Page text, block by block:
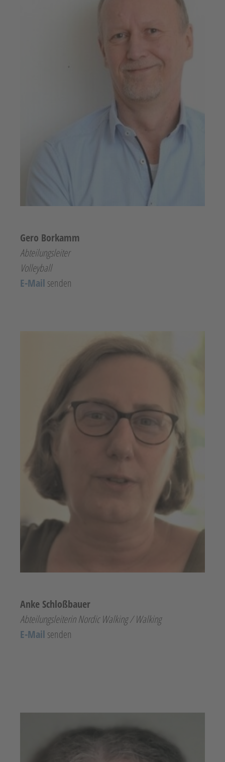
Gero Borkamm
Abteilungsleiter
Volleyball
E-Mail senden
Anke Schloßbauer
Abteilungsleiterin Nordic Walking / Walking
E-Mail senden